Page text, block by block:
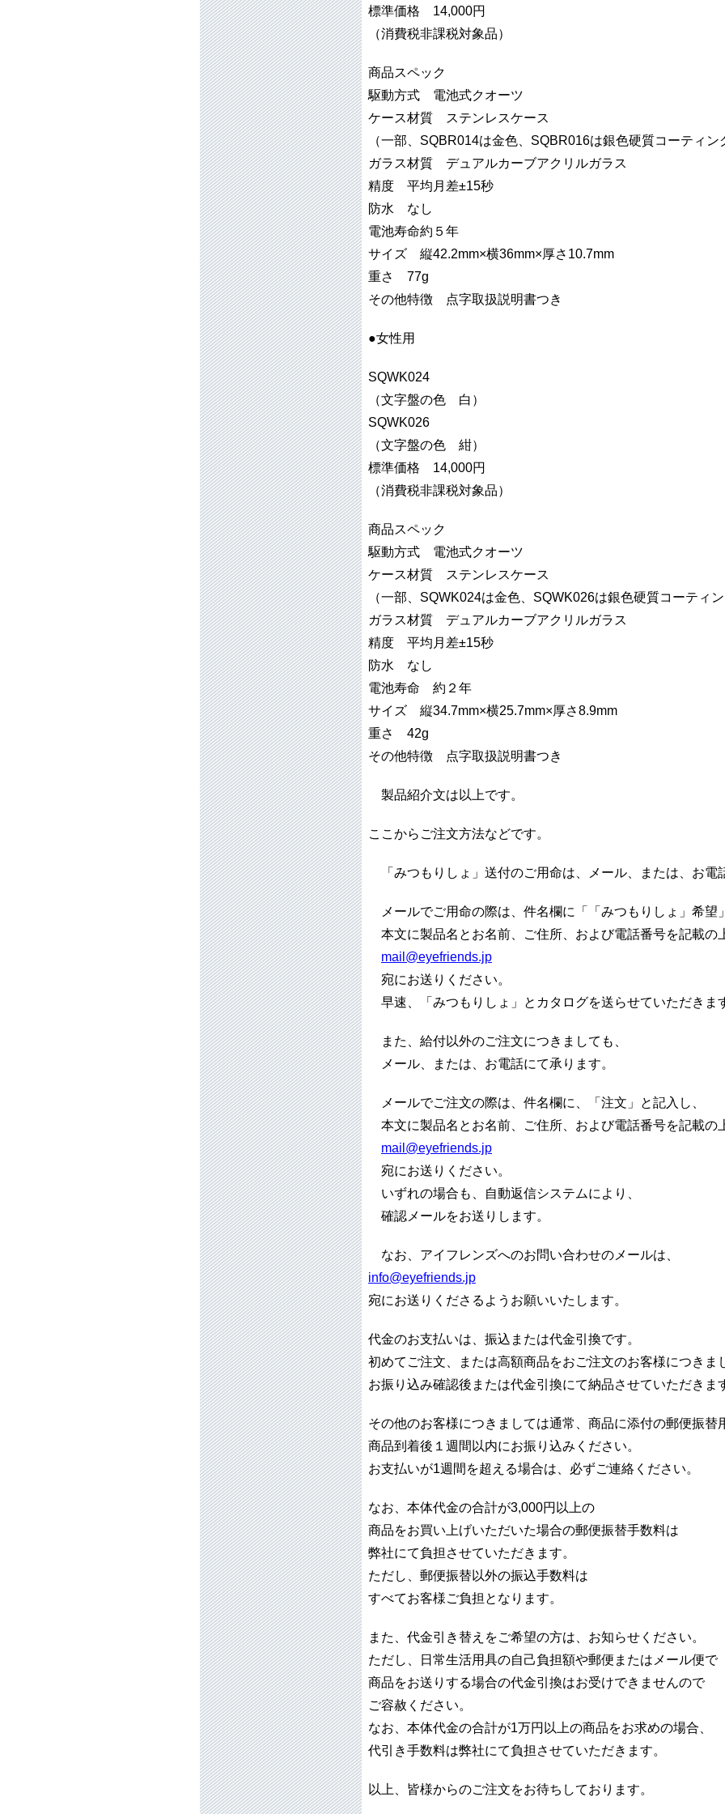
標準価格 14,000円
（消費税非課税対象品）
商品スペック
駆動方式 電池式クオーツ
ケース材質 ステンレスケース
（一部、SQBR014は金色、SQBR016は銀色硬質コーティン
ガラス材質 デュアルカーブアクリルガラス
精度 平均月差±15秒
防水 なし
電池寿命約５年
サイズ 縦42.2mm×横36mm×厚さ10.7mm
重さ 77g
その他特徴 点字取扱説明書つき
●女性用
SQWK024
（文字盤の色 白）
SQWK026
（文字盤の色 紺）
標準価格 14,000円
（消費税非課税対象品）
商品スペック
駆動方式 電池式クオーツ
ケース材質 ステンレスケース
（一部、SQWK024は金色、SQWK026は銀色硬質コーティ
ガラス材質 デュアルカーブアクリルガラス
精度 平均月差±15秒
防水 なし
電池寿命 約２年
サイズ 縦34.7mm×横25.7mm×厚さ8.9mm
重さ 42g
その他特徴 点字取扱説明書つき
製品紹介文は以上です。
ここからご注文方法などです。
「みつもりしょ」送付のご用命は、メール、または、お電
メールでご用命の際は、件名欄に「「みつもりしょ」希望
本文に製品名とお名前、ご住所、および電話番号を記載の
mail@eyefriends.jp
宛にお送りください。
早速、「みつもりしょ」とカタログを送らせていただきま
また、給付以外のご注文につきましても、
メール、または、お電話にて承ります。
メールでご注文の際は、件名欄に、「注文」と記入し、
本文に製品名とお名前、ご住所、および電話番号を記載の
mail@eyefriends.jp
宛にお送りください。
いずれの場合も、自動返信システムにより、
確認メールをお送りします。
なお、アイフレンズへのお問い合わせのメールは、
info@eyefriends.jp
宛にお送りくださるようお願いいたします。
代金のお支払いは、振込または代金引換です。
初めてご注文、または高額商品をおご注文のお客様につきま
お振り込み確認後または代金引換にて納品させていただきま
その他のお客様につきましては通常、商品に添付の郵便振替
商品到着後１週間以内にお振り込みください。
お支払いが1週間を超える場合は、必ずご連絡ください。
なお、本体代金の合計が3,000円以上の
商品をお買い上げいただいた場合の郵便振替手数料は
弊社にて負担させていただきます。
ただし、郵便振替以外の振込手数料は
すべてお客様ご負担となります。
また、代金引き替えをご希望の方は、お知らせください。
ただし、日常生活用具の自己負担額や郵便またはメール便で
商品をお送りする場合の代金引換はお受けできませんので
ご容赦ください。
なお、本体代金の合計が1万円以上の商品をお求めの場合、
代引き手数料は弊社にて負担させていただきます。
以上、皆様からのご注文をお待ちしております。